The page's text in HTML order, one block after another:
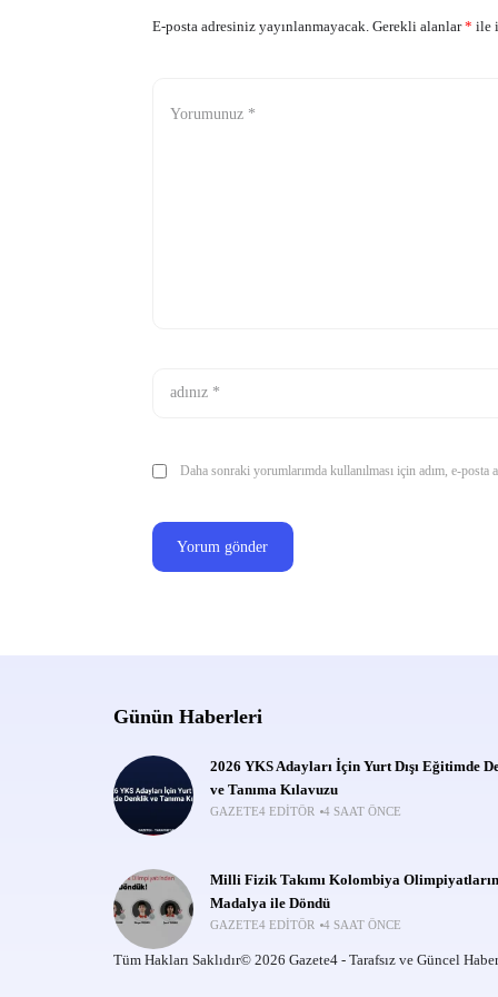
E-posta adresiniz yayınlanmayacak. Gerekli alanlar* ile
Daha sonraki yorumlarımda kullanılması için adım, e-posta
Günün Haberleri
2026 YKS Adayları İçin Yurt Dışı Eğitimde
ve Tanıma Kılavuzu
GAZETE4 EDITÖR 4 SAAT ÖNCE
Milli Fizik Takımı Kolombiya
Madalya ile Döndü
GAZETE4 EDITÖR 4 SAAT ÖNCE
Tüm Hakları Saklıdır© 2026 Gazete4 - Tarafsız ve Güncel